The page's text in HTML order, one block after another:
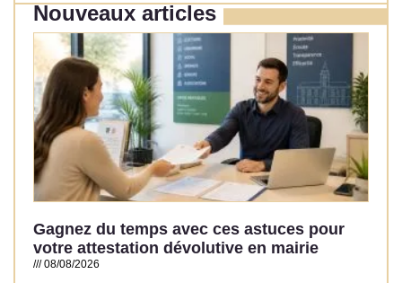
Nouveaux articles
Gagnez du temps avec ces astuces pour
votre attestation dévolutive en mairie
08/08/2026